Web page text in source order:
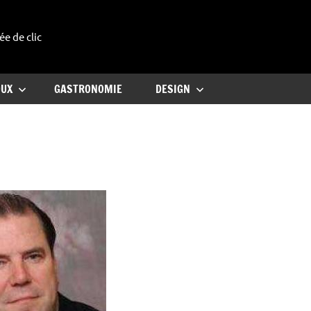
de clic
GASTRONOMIE DESIGN